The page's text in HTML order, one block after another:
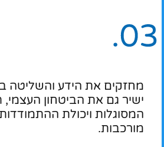
מחזקים את הידע והשליטה
ישיר גם את הביטחון
המסוגלות ויכולת
מורכבות.